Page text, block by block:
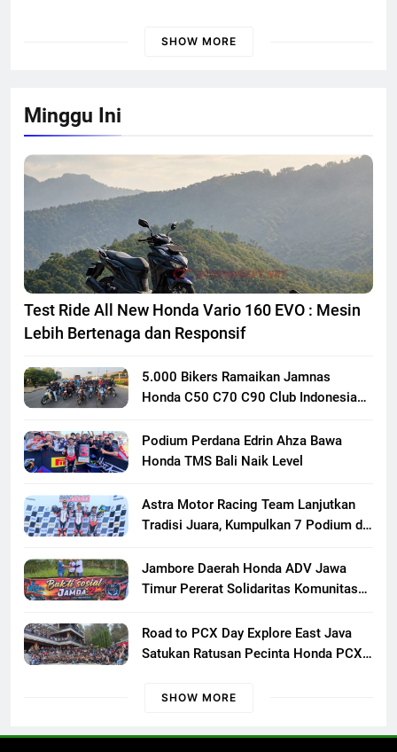
SHOW MORE
Minggu Ini
Test Ride All New Honda Vario 160 EVO : Mesin
Lebih Bertenaga dan Responsif
5.000 Bikers Ramaikan Jamnas
Honda C50 C70 C90 Club Indonesia
Persaudaraan Pecinta Motor Klasik
Honda
Podium Perdana Edrin Ahza Bawa
Honda TMS Bali Naik Level
Astra Motor Racing Team Lanjutkan
Tradisi Juara, Kumpulkan 7 Podium di
Jambore Daerah Honda ADV Jawa
Timur Pererat Solidaritas Komunitas
di Banyuwangi
Road to PCX Day Explore East Java
Satukan Ratusan Pecinta Honda PCX
SHOW MORE